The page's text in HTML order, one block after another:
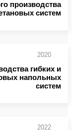
производства
систем
2020
гибких и
напольных
систем
2022